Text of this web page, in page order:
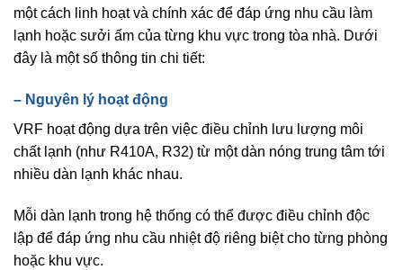
một cách linh hoạt và chính xác để đáp ứng nhu cầu làm
lạnh hoặc sưởi ấm của từng khu vực trong tòa nhà. Dưới
đây là một số thông tin chi tiết:
– Nguyên lý hoạt động
VRF hoạt động dựa trên việc điều chỉnh lưu lượng môi
chất lạnh (như R410A, R32) từ một dàn nóng trung tâm tới
nhiều dàn lạnh khác nhau.
Mỗi dàn lạnh trong hệ thống có thể được điều chỉnh độc
lập để đáp ứng nhu cầu nhiệt độ riêng biệt cho từng phòng
hoặc khu vực.